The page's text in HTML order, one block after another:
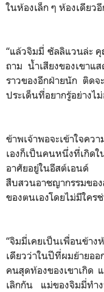
ในห้องเล็ก ๆ ห้องเดียว
“แล้วจิมมี่ ซัลลิแวนล่ะ คุ
ถาม น้ำเสียงของเขาแ
ราวของอีกฝ่ายนัก ติดจ
ประเด็นที่อยากรู้อย่างไ
ข้าพเจ้าพอจะเข้าใจคว
เองก็เป็นคนหนึ่งที่เกิด
อาศัยอยู่ในอีสต์เอน
สืบสวนอาชญากรรมขอ
ของตนเองโดยไม่มีใคร
“จิมมี่เคยเป็นเพื่อนข้า
เดียวว่าในปีที่ผมย้ายอ
คนสุดท้องของเขาเกิด
เลิกกัน แม่ของจิมมี่ทำ